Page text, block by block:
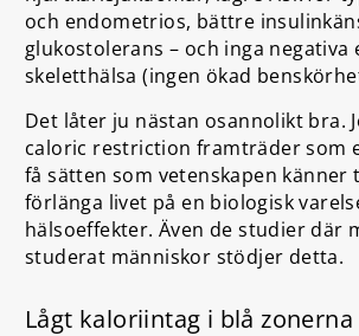
och endometrios, bättre
glukostolerans – och inga negativa
skeletthälsa (ingen ökad
Det låter ju nästan osannolikt bra.
caloric restriction framträder som
få sätten som vetenskapen
förlänga livet på en biologisk
hälsoeffekter. Även de studier där
studerat människor stödjer detta.
Lågt kaloriintag i blå zonerna